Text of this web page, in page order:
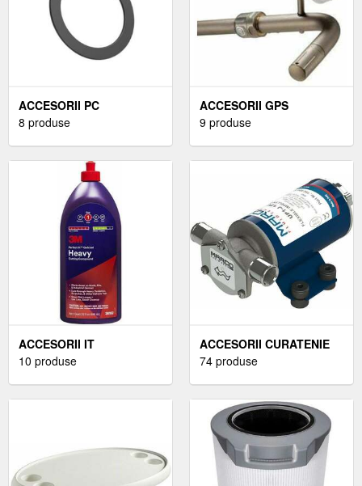
ACCESORII PC
8 produse
ACCESORII GPS
9 produse
ACCESORII IT
10 produse
ACCESORII CURATENIE
74 produse